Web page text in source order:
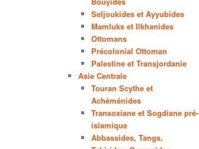
Seljoukides et Ayyubides
Mamluks et Ilkhanides
Ottomans
Précolonial Ottoman
Palestine et Transjordanie
Asie Centrale
Touran Scythe et
Achéménides
Transoxiane et Sogdiane pré-
islamique
Abbassides, Tangs,